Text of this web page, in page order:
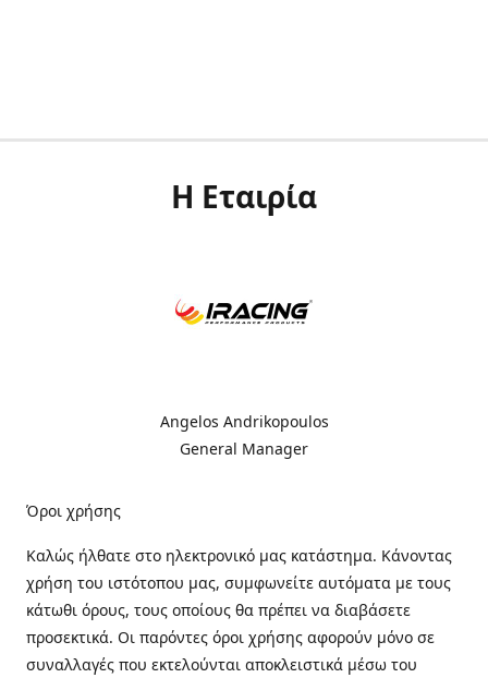
Η Εταιρία
Angelos Andrikopoulos
General Manager
Όροι χρήσης
Καλώς ήλθατε στo ηλεκτρονικό μας κατάστημα. Κάνοντας
χρήση του ιστότοπου μας, συμφωνείτε αυτόματα με τους
κάτωθι όρους, τους οποίους θα πρέπει να διαβάσετε
προσεκτικά. Οι παρόντες όροι χρήσης αφορούν μόνο σε
συναλλαγές που εκτελούνται αποκλειστικά μέσω του